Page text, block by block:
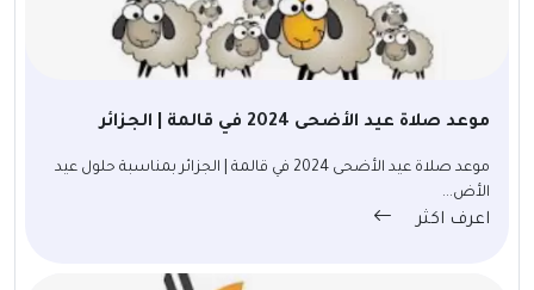
موعد صلاة عيد الأضحى 2024 في قالمة | الجزائر
موعد صلاة عيد الأضحى 2024 في قالمة | الجزائر بمناسبة حلول عيد
الأض...
اعرف اكثر